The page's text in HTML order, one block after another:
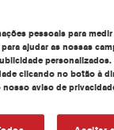
Pro
WB2075
pessoais para
ajudar as nossas
personalizados.
clicando no botão à
aviso de